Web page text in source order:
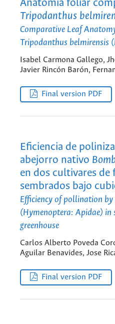
Anatomía foliar
Tripodanthus
Comparative Leaf
Tripodanthus belmirensis
Isabel Carmona Gallego,
Javier Rincón Barón,
Final version PDF
Eficiencia de
abejorro nativo
en dos cultivares de
sembrados bajo
Efficiency of pollination
(Hymenoptera: Apidae) in
greenhouse
Carlos Alberto Poveda
Aguilar Benavides, Jose
Final version PDF